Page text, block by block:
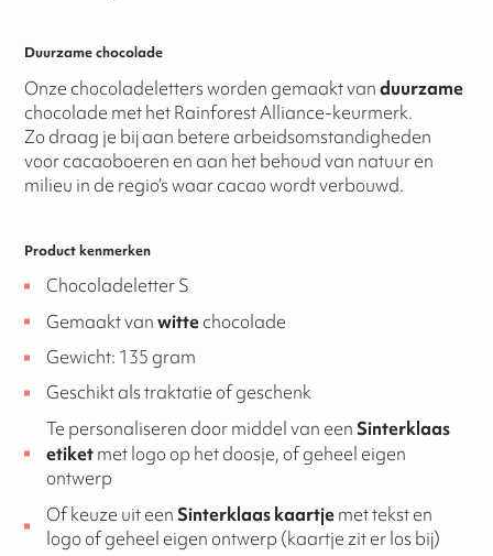
Duurzame chocolade
Onze chocoladeletters worden gemaakt vanduurzame
chocolade met het Rainforest Alliance-keurmerk.
Zo draag je bij aan betere arbeidsomstandigheden
voor cacaoboeren en aan het behoud van natuur en
milieu in de regio’s waar cacao wordt verbouwd.
Product kenmerken
Chocoladeletter S
Gemaakt vanwitte chocolade
Gewicht: 135 gram
Geschikt als traktatie of geschenk
Te personaliseren door middel van eenSinterklaas
etiket met logo op het doosje, of geheel eigen
ontwerp
Of keuze uit eenSinterklaas kaartje met tekst en
logo of geheel eigen ontwerp (kaartje zit er los bij)